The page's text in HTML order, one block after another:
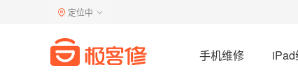
定位中
手机维修